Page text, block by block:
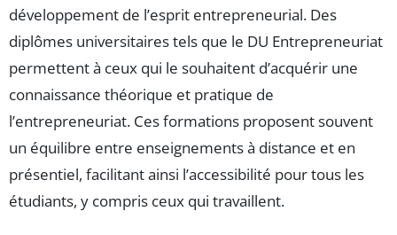
développement de l’esprit entrepreneurial. Des
diplômes universitaires tels que le DU Entrepreneuriat
permettent à ceux qui le souhaitent d’acquérir une
connaissance théorique et pratique de
l’entrepreneuriat. Ces formations proposent souvent
un équilibre entre enseignements à distance et en
présentiel, facilitant ainsi l’accessibilité pour tous les
étudiants, y compris ceux qui travaillent.